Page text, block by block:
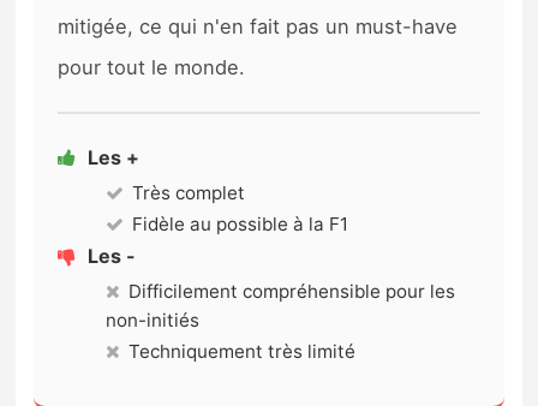
mitigée, ce qui n'en fait pas un must-have
pour tout le monde.
Les +
Très complet
Fidèle au possible à la F1
Les -
Difficilement compréhensible pour les
non-initiés
Techniquement très limité